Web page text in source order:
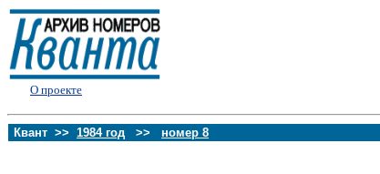
О проекте
Квант >> 1984 год >> номер 8